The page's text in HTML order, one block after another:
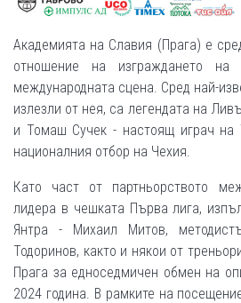
Академията на Славия (Прага) е
отношение на изграждането на
международната сцена. Сред най-
излезли от нея, са легендата на
и Томаш Сучек - настоящ играч на
националния отбор на Чехия.
Като част от партньорството
лидера в чешката Първа лига,
Янтра - Михаил Митов,
Тодоринов, както и някои от
Прага за едноседмичен обмен на
2024 година. В рамките на